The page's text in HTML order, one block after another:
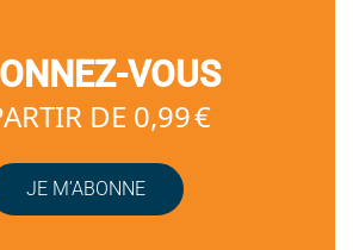
VOUS
DE 0,99 €
JE M’ABONNE